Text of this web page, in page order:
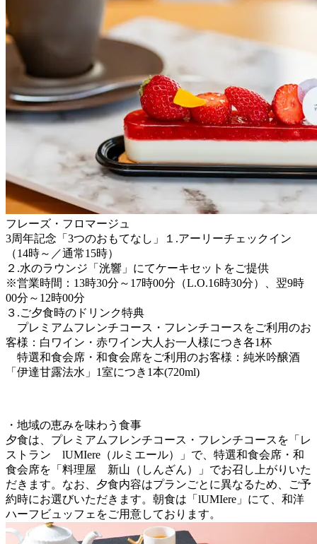
フレーズ・フロマージュ
3周年記念「3つのおもてなし」１.アーリーチェックイン
（14時～／通常15時）
２.水のラウンジ「洸響」にてケーキセットをご提供
※営業時間：13時30分～17時00分（L.O.16時30分）、翌9時
00分～12時00分
３.ご夕食時のドリンク特典
プレミアムフレンチコース・フレンチコースをご利用のお
客様：白ワイン・赤ワイン大人お一人様につき各1杯
特選和食会席・和食会席をご利用のお客様：純米吟醸酒
「伊達甘露法水」1室につき1本(720ml)
・地域の恵みを味わう食事
夕食は、プレミアムフレンチコース・フレンチコースを「レ
ストラン lUMIere（ルミエール）」で、特選和食会席・和
食会席を「料理屋 新山（しんざん）」でお召し上がりいた
だきます。なお、夕食内容はプランごとに異なるため、ご予
約時にお選びいただきます。朝食は「lUMIere」にて、和洋
ハーフビュッフェをご用意しております。